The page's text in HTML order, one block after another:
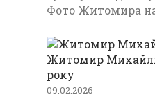
Фото Житомира
Житомир
року
09.02.2026